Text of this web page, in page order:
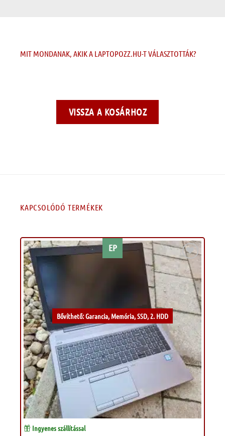
MIT MONDANAK, AKIK A LAPTOPOZZ.HU-T VÁLASZTOTTÁK?
VISSZA A KOSÁRHOZ
KAPCSOLÓDÓ TERMÉKEK
EP
Bővíthető: Garancia, Memória, SSD, 2. HDD
Kívánságlistához
Ingyenes szállítással